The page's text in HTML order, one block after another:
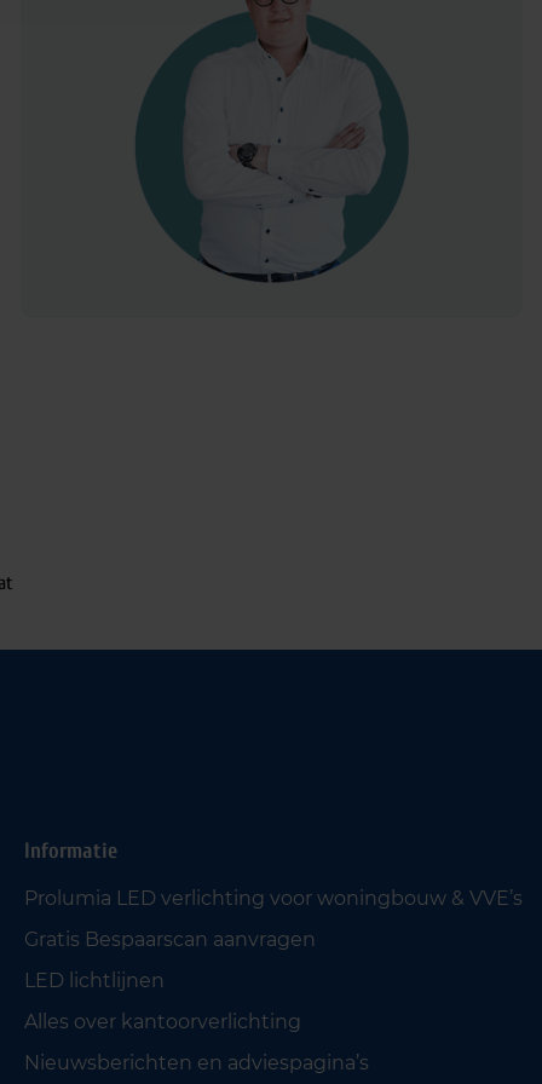
Informatie
Prolumia LED verlichting voor woningbouw & VVE’s
Gratis Bespaarscan aanvragen
LED lichtlijnen
Alles over kantoorverlichting
Nieuwsberichten en adviespagina’s